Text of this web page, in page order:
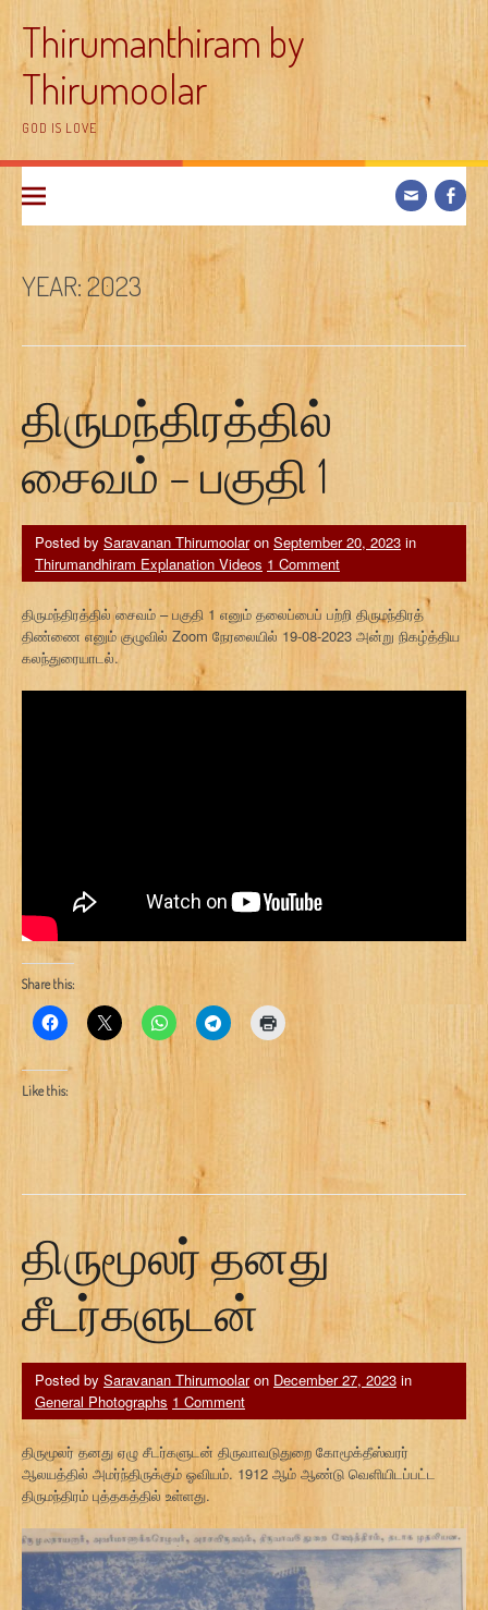
contentThirumanthiram by
Thirumoolar
GOD IS LOVE
YEAR:2023
திருமந்திரத்தில்
சைவம் – பகுதி 1
Posted by Saravanan Thirumoolaron September 20, 2023 in
Thirumandhiram Explanation Videos 1 Comment
திருமந்திரத்தில் சைவம் – பகுதி 1 எனும் தலைப்பைப் பற்றி திருமந்திரத்
திண்ணை எனும் குழுவில் Zoom நேரலையில் 19-08-2023 அன்று நிகழ்த்திய
கலந்துரையாடல்.
Share this:
Like this:
திருமூலர் தனது
சீடர்களுடன்
Posted by Saravanan Thirumoolaron December 27, 2023 in
General Photographs 1 Comment
திருமூலர் தனது ஏழு சீடர்களுடன் திருவாவடுதுறை கோமூக்தீஸ்வரர்
ஆலயத்தில் அமர்ந்திருக்கும் ஓவியம். 1912 ஆம் ஆண்டு வெளியிடப்பட்ட
திருமந்திரம் புத்தகத்தில் உள்ளது.